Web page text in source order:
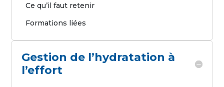
Ce qu’il faut retenir
Formations liées
Gestion de l’hydratation à
l’effort